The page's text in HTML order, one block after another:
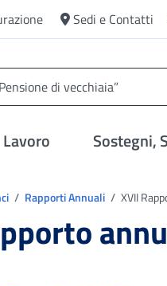
Sedi e Contatti
Lavoro Sostegni,
Rapporti Annuali XVII